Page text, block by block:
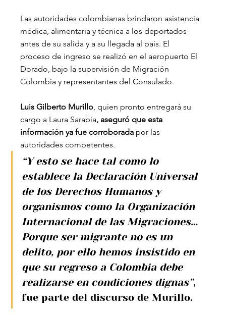
Las autoridades colombianas brindaron asistencia
médica, alimentaria y técnica a los deportados
antes de su salida y a su llegada al país. El
proceso de ingreso se realizó en el aeropuerto El
Dorado, bajo la supervisión de Migración
Colombia y representantes del Consulado.
Luis Gilberto Murillo , quien pronto entregará su
cargo a Laura Sarabia, aseguró que esta
información ya fue corroborada por las
autoridades competentes.
“Y esto se hace tal como lo
establece la Declaración Universal
de los Derechos Humanos y
organismos como la Organización
Internacional de las Migraciones…
Porque ser migrante no es un
delito, por ello hemos insistido en
que su regreso a Colombia debe
realizarse en condiciones dignas”,
fue parte del discurso de Murillo.